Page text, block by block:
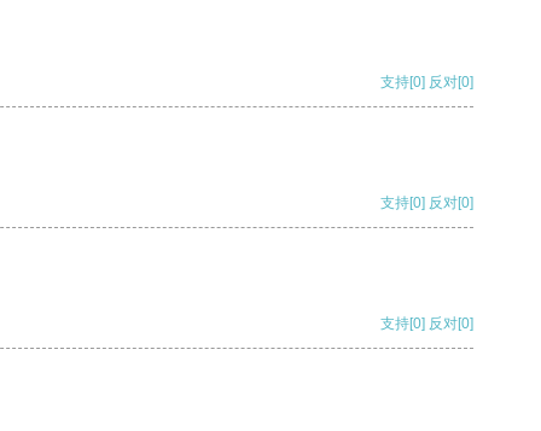
支持[0] 反对[0]
支持[0] 反对[0]
支持[0] 反对[0]